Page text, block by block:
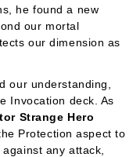
he found a new
our mortal
our dimension as
our understanding,
Invocation deck. As
Strange Hero
Protection aspect to
any attack,